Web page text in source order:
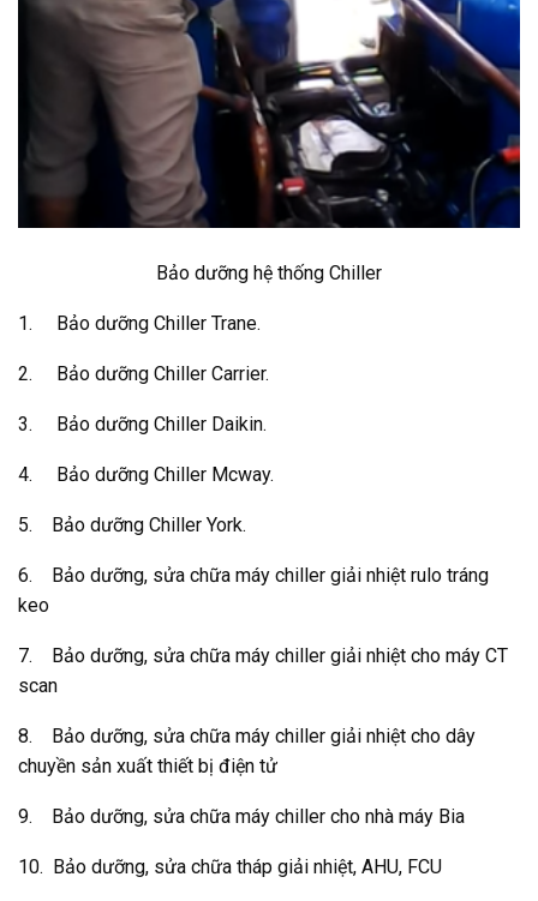
Bảo dưỡng hệ thống Chiller
1. Bảo dưỡng Chiller Trane.
2. Bảo dưỡng Chiller Carrier.
3. Bảo dưỡng Chiller Daikin.
4. Bảo dưỡng Chiller Mcway.
5. Bảo dưỡng Chiller York.
6. Bảo dưỡng, sửa chữa máy chiller giải nhiệt rulo tráng
keo
7. Bảo dưỡng, sửa chữa máy chiller giải nhiệt cho máy CT
scan
8. Bảo dưỡng, sửa chữa máy chiller giải nhiệt cho dây
chuyền sản xuất thiết bị điện tử
9. Bảo dưỡng, sửa chữa máy chiller cho nhà máy Bia
10. Bảo dưỡng, sửa chữa tháp giải nhiệt, AHU, FCU